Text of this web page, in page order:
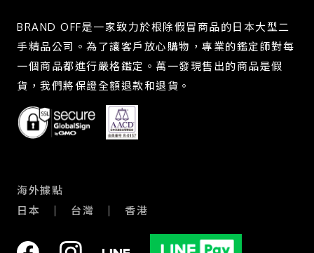
BRAND OFF是一家致力於根除假冒商品的日本大型二
手精品公司。為了讓客戶放心購物，專業的鑑定師對每
一個商品都進行嚴格鑑定。萬一發現售出的商品是假
貨，我們將保證全額退款和退貨。
海外據點
日本
台灣 香港